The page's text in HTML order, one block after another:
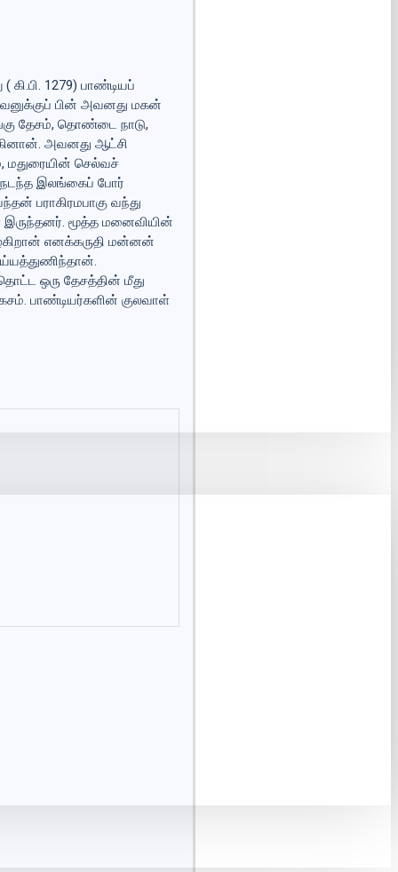
1279) பாண்டியப்
பின் அவனது மகன்
தேசம், தொண்டை நாடு,
அவனது ஆட்சி
மதுரையின் செல்வச்
நடந்த இலங்கைப் போர்
பராகிரமபாகு வந்து
இருந்தனர். மூத்த மனைவியின்
எனக்கருதி மன்னன்
ஒரு தேசத்தின் மீது
பாண்டியர்களின் குலவாள்